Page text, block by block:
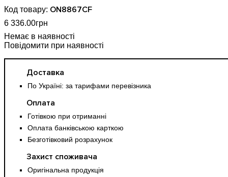
ON8867CF
6 336.00грн
Повідомити при наявності
Доставка
По Україні: за тарифами перевізника
Оплата
Готівкою при отриманні
Оплата банківською карткою
Безготівковий розрахунок
Захист споживача
Оригінальна продукція